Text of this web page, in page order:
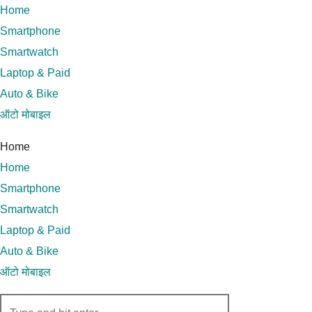
Skip
to
content
Home
Smartphone
Smartwatch
Laptop & Paid
Auto & Bike
ऑटो मोबाइल
Home
Home
Smartphone
Smartwatch
Laptop & Paid
Auto & Bike
ऑटो मोबाइल